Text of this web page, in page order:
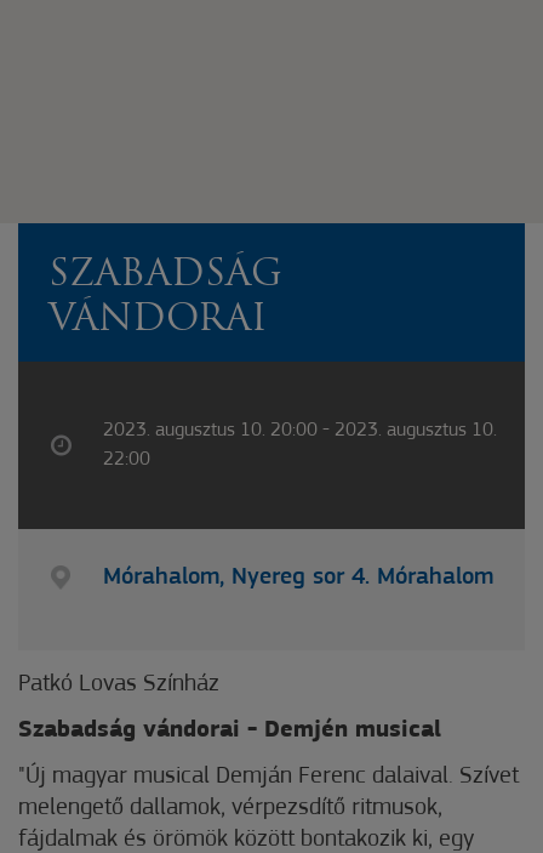
SZABADSÁG
VÁNDORAI
2023. augusztus 10. 20:00 - 2023. augusztus 10.
22:00
Mórahalom, Nyereg sor 4. Mórahalom
Patkó Lovas Színház
Szabadság vándorai - Demjén musical
"Új magyar musical Demján Ferenc dalaival. Szívet
melengető dallamok, vérpezsdítő ritmusok,
fájdalmak és örömök között bontakozik ki, egy